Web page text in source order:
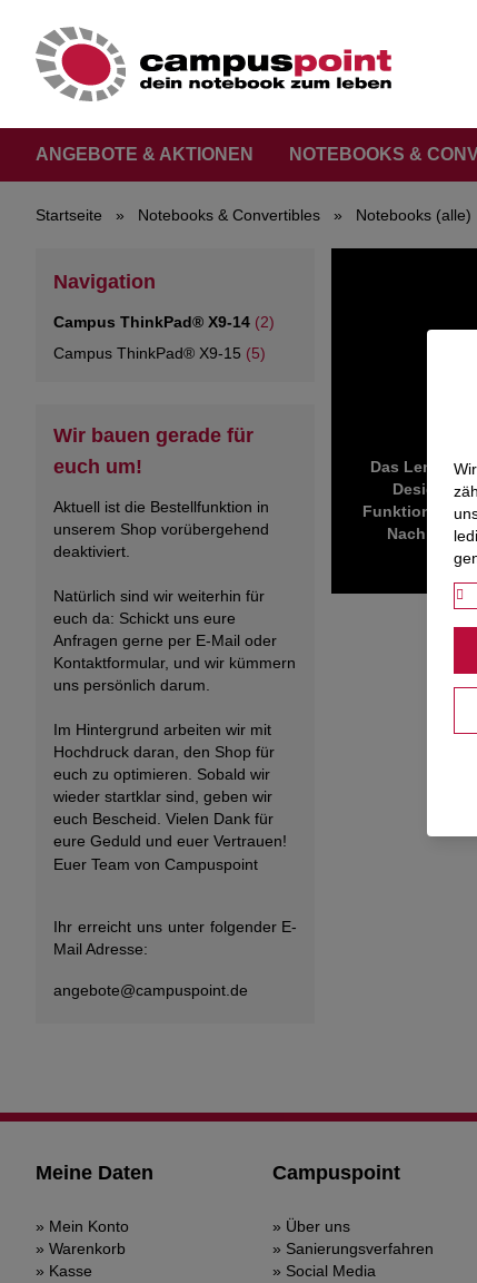
ANGEBOTE & AKTIONEN NOTEBOOKS &
Startseite » Notebooks & Convertibles » Notebooks (alle)
Navigation
Campus ThinkPad® X9-14 (2)
Campus ThinkPad® X9-15 (5)
Wir bauen gerade für
euch um!
Aktuell ist die Bestellfunktion in
unserem Shop vorübergehend
deaktiviert.
Natürlich sind wir weiterhin für
euch da: Schickt uns eure
Anfragen gerne per E-Mail oder
Kontaktformular, und wir kümmern
uns persönlich darum.
Im Hintergrund arbeiten wir mit
Hochdruck daran, den Shop für
euch zu optimieren. Sobald wir
wieder startklar sind, geben wir
euch Bescheid. Vielen Dank für
eure Geduld und euer Vertrauen!
Euer Team von Campuspoint
Ihr erreicht uns unter folgender E-
Mail Adresse:
angebote@campuspoint.de
Das Lenovo
Design.
Funktionen
Nachhaltig
Meine Daten
Mein Konto
Warenkorb
Kasse
Campuspoint
Über uns
Sanierungsverfahren
Social Media